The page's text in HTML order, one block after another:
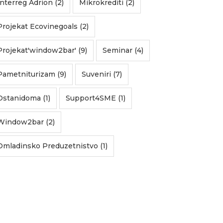
Adrion (2) Mikrokrediti (2)
Ecovinegoals (2)
(9) Seminar (4)
(9) Suveniri (7)
(1) Support4SME (1)
(2)
Preduzetnistvo (1)